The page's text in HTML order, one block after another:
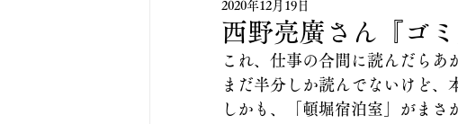
西野亮廣さん『ゴミ
2020年12月19日
これ、仕事の合間に読んだらあ
まだ半分しか読んでないけど、
しかも、「頓堀宿泊室」がまさ